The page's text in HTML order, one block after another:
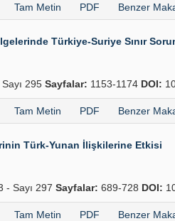
Tam Metin PDF Benzer
Türkiye-Suriye Sınır
295 Sayfalar: 1153-1174 DOI:
Tam Metin PDF Benzer
Türk-Yunan İlişkilerine Etkisi
- Sayı 297 Sayfalar: 689-728 DOI:
Tam Metin PDF Benzer